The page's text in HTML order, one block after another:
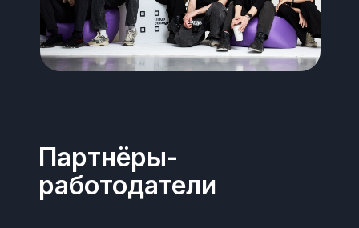
Партнёры-
работодатели